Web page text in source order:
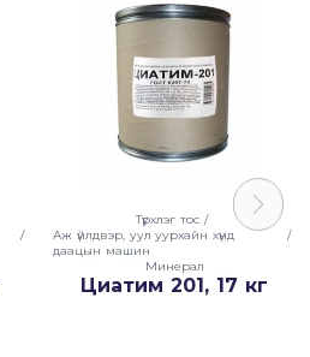
/
Түрхлэг тос /
Аж үйлдвэр, уул уурхайн хүнд
даацын машин
/
Минерал
Циатим 201, 17 кг